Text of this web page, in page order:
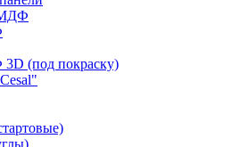
МДФ
(под покраску)